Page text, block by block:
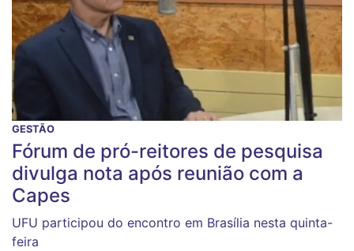
GESTÃO
Fórum de pró-reitores de pesquisa
divulga nota após reunião com a
Capes
UFU participou do encontro em Brasília nesta quinta-
feira